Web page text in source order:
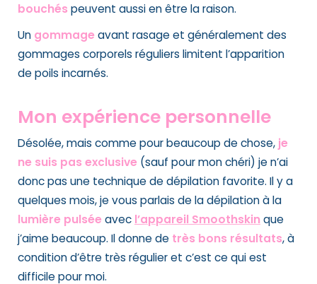
bouchés peuvent aussi en être la raison.
Un gommage avant rasage et généralement des
gommages corporels réguliers limitent l’apparition
de poils incarnés.
Mon expérience personnelle
Désolée, mais comme pour beaucoup de chose, je
ne suis pas exclusive (sauf pour mon chéri) je n’ai
donc pas une technique de dépilation favorite. Il y a
quelques mois, je vous parlais de la dépilation à la
lumière pulsée avec l’appareil Smoothskin que
j’aime beaucoup. Il donne de très bons résultats, à
condition d’être très régulier et c’est ce qui est
difficile pour moi.